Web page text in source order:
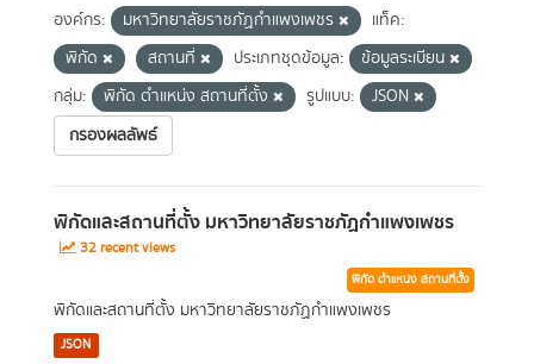
องค์กร: มหาวิทยาลัยราชภัฏกำแพงเพชร
แท็ค:
พิกัด
สถานที่ ประเภทชุดข้อมูล:
ข้อมูลระเบียน
กลุ่ม:
พิกัด ตำแหน่ง สถานที่ตั้ง รูปแบบ:
JSON
กรองผลลัพธ์
พิกัดและสถานที่ตั้ง มหาวิทยาลัยราชภัฏกำแพงเพชร
32 recent views
พิกัด ตำแหน่ง สถานที่ตั้ง
พิกัดและสถานที่ตั้ง มหาวิทยาลัยราชภัฏกำแพงเพชร
JSON